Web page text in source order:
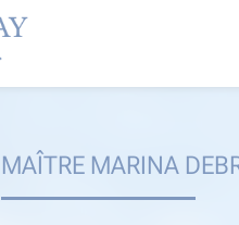
MAÎTRE MARINA